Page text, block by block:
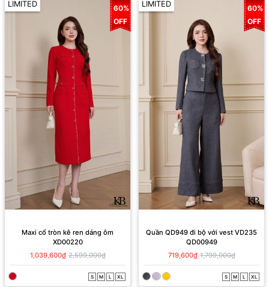
LIMITED
60%
OFF
Maxi cổ tròn kê ren dáng ôm
XD00220
1,039,600₫ 2,599,000₫
S M L XL
LIMITED
60%
OFF
Quần QD949 đi bộ với vest VD235
QD00949
719,600₫ 1,799,000₫
S M L XL